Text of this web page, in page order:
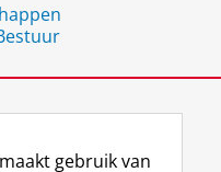
gebruik van